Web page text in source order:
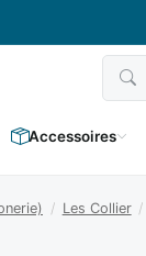
Accessoires
/ Les Collier /